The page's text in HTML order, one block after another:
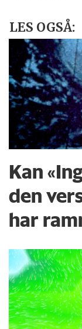
LES OGSÅ:
Kan
den
har